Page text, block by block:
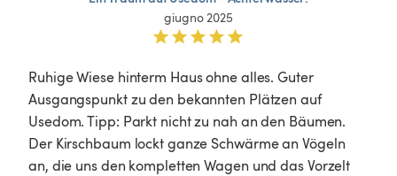
giugno 2025
Ruhige Wiese hinterm Haus ohne alles. Guter
Ausgangspunkt zu den bekannten Plätzen auf
Usedom. Tipp: Parkt nicht zu nah an den Bäumen.
Der Kirschbaum lockt ganze Schwärme an Vögeln
an, die uns den kompletten Wagen und das Vorzelt